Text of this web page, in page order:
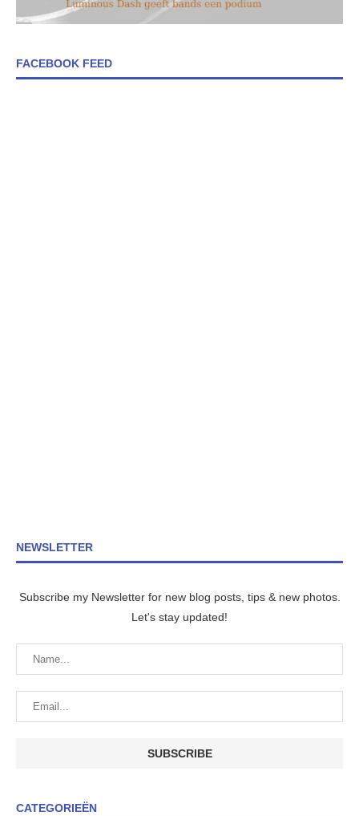
FACEBOOK FEED
NEWSLETTER
Subscribe my Newsletter for new blog posts, tips & new photos.
Let's stay updated!
CATEGORIEËN